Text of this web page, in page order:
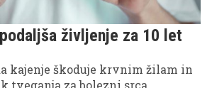
življenje za 10 let
kajenje škoduje krvnim žilam in
tveganja za bolezni srca.